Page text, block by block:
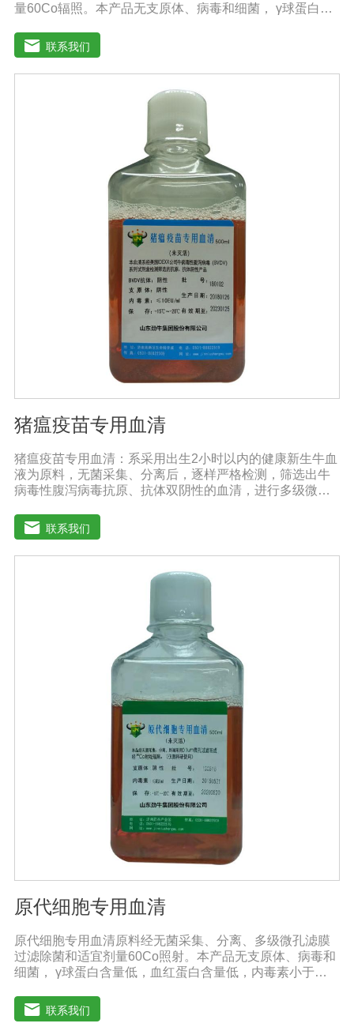
量60Co辐照。本产品无支原体、病毒和细菌， γ球蛋白含
促进细胞增殖作用。适用于多种细胞株的培养、扩增及单
克隆抗体的制备和疫苗的研制及生产。质量标准：符合
《中华人民共和国药典》2020版、《中华人民共和国兽药
典》2020版质量标准。规格：500ml/瓶、1000ml/瓶保
存：-15℃―-20℃有效期：5年注意事项：1、解冻：采用
逐步解冻法（ -20℃→2-8℃→ 室温），可减少沉淀的产生
使血清质量不会受到影响。
联系我们
猪瘟疫苗专用血清
猪瘟疫苗专用血清：系采用出生2小时以内的健康新生牛血
液为原料，无菌采集、分离后，逐样严格检测，筛选出牛
病毒性腹泻病毒抗原、抗体双阴性的血清，进行多级微孔
毒和细菌， γ球蛋白含量低，血红蛋白含量低，内毒素小于
5EU/ml，具有良好的促进细胞增殖作用。适用于多种细胞
株的培养、扩增及单克隆抗体的制备和疫苗（尤其是猪瘟
疫苗）的研制及生产。质量标准：符合《中华人民共和国
药典》2020版、《中华人民共和国兽药典》2020版质量标
意事项：解冻：采用逐步解冻法（ -20℃→2-8℃→ 室
温），可减少沉淀的产生使血清质量不会受到影响。
联系我们
原代细胞专用血清
原代细胞专用血清原料经无菌采集、分离、多级微孔滤膜
过滤除菌和适宜剂量60Co照射。本产品无支原体、病毒和
细菌， γ球蛋白含量低，血红蛋白含量低，内毒素小于
的培养。质量标准：符合《中华人民共和国兽药典》2020
版质量标准。规格：100ml/瓶、250ml/瓶、500ml/瓶保
联系我们